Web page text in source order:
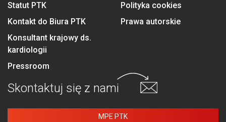
Statut PTK
Kontakt do Biura PTK
Konsultant krajowy ds.
kardiologii
Pressroom
Polityka cookies
Prawa autorskie
Skontaktuj się z nami
MPE PTK